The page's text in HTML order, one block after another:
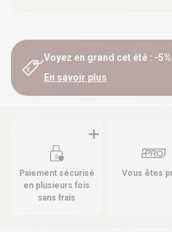
Voyez en grand cet été : -
En savoir plus
Paiement sécurisé
en plusieurs fois
sans frais
Vous êtes